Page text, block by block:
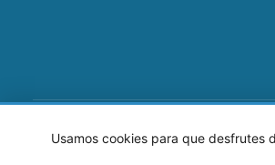
©2026 Mancomunidade O Salnés
Usamos cookies para que desfrutes